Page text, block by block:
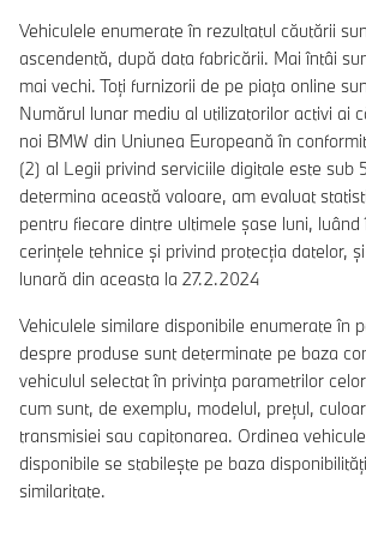
Vehiculele enumerate în rezultatul căutării
ascendentă, după data fabricării. Mai întâi
mai vechi. Toți furnizorii de pe piața online
Numărul lunar mediu al utilizatorilor activi ai
noi BMW din Uniunea Europeană în
(2) al Legii privind serviciile digitale este sub
determina această valoare, am evaluat
pentru fiecare dintre ultimele șase luni, luând
cerințele tehnice și privind protecția datelor,
lunară din aceasta la 27.2.2024
Vehiculele similare disponibile enumerate în
despre produse sunt determinate pe baza
vehiculul selectat în privința parametrilor
cum sunt, de exemplu, modelul, prețul,
transmisiei sau capitonarea. Ordinea
disponibile se stabilește pe baza
similaritate.